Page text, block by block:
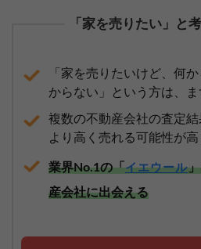
「家を売りたい」と
「家を売りたいけど、何
からない」という方は、
複数の不動産会社の査定結
より高く売れる可能性が
業界No.1の「イエウール
産会社に出会える